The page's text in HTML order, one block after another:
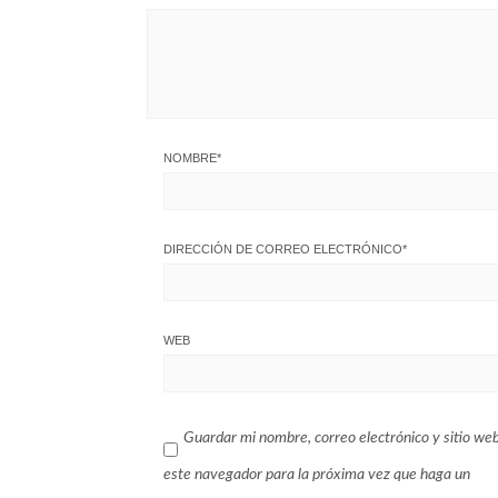
NOMBRE*
DIRECCIÓN DE CORREO ELECTRÓNICO*
WEB
Guardar mi nombre, correo electrónico y sitio
este navegador para la próxima vez que haga un